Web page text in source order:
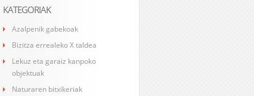
KATEGORIAK
Azalpenik gabekoak
Bizitza errealeko X taldea
Lekuz eta garaiz kanpoko
objektuak
Naturaren bitxikeriak